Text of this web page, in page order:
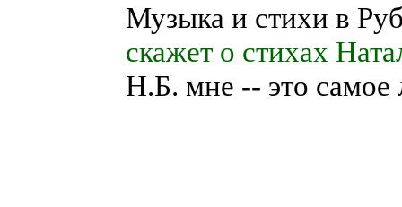
Музыка и стихи в
скажет о стихах
Н.Б. мне -- это самое